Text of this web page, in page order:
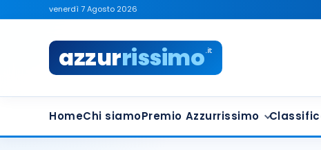
venerdì 7 Agosto 2026
azzurrissimo.it
HomeChi siamoPremio Azzurrissimo